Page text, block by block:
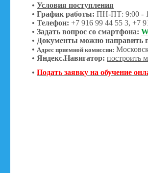
• Условия поступления
• График работы: ПН-ПТ: 9:00 -
• Телефон: +7 916 99 44 55 3, +7
• Задать вопрос со смартфона:
• Документы можно направить
• Адрес приемной комиссии:
• Яндекс.Навигатор: построить
• Подать заявку на обучение